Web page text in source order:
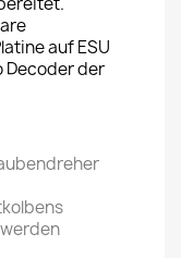
auf ESU
Decoder der